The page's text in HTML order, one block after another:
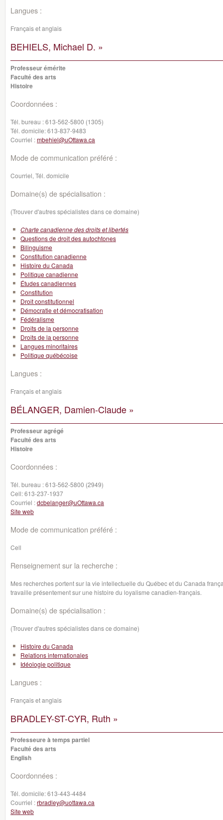
Langues :
Français et anglais
BEHIELS, Michael D. »
Professeur émérite
Faculté des arts
Histoire
Coordonnées :
Tél. bureau :613-562-5800 (1305)
Tél. domicile:613-837-9483
Courriel :mbehiel@uOttawa.ca
Mode de communication préféré :
Courriel, Tél. domicile
Domaine(s) de spécialisation :
(Trouver d'autres spécialistes dans ce domaine)
Charte canadienne des droits et libertés
Questions de droit des autochtones
Bilinguisme
Constitution canadienne
Histoire du Canada
Politique canadienne
Études canadiennes
Constitution
Droit constitutionnel
Démocratie et démocratisation
Fédéralisme
Droits de la personne
Droits de la personne
Langues minoritaires
Politique québécoise
Langues :
Français et anglais
BÉLANGER, Damien-Claude »
Professeur agrégé
Faculté des arts
Histoire
Coordonnées :
Tél. bureau :613-562-5800 (2949)
Cell:613-237-1937
Courriel :dcbelanger@uOttawa.ca
Site web
Mode de communication préféré :
Cell
Renseignement sur la recherche :
Mes recherches portent sur la vie intellectuelle du Québec et du Canada
travaille présentement sur une histoire du loyalisme canadien-français.
Domaine(s) de spécialisation :
(Trouver d'autres spécialistes dans ce domaine)
Histoire du Canada
Relations internationales
Idéologie politique
Langues :
Français et anglais
BRADLEY-ST-CYR, Ruth »
Professeure à temps partiel
Faculté des arts
English
Coordonnées :
Tél. domicile:613-443-4484
Courriel :rbradley@uottawa.ca
Site web